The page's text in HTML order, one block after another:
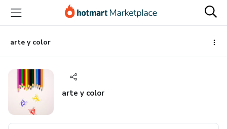
principal
página
de
página
arte y color
arte y color